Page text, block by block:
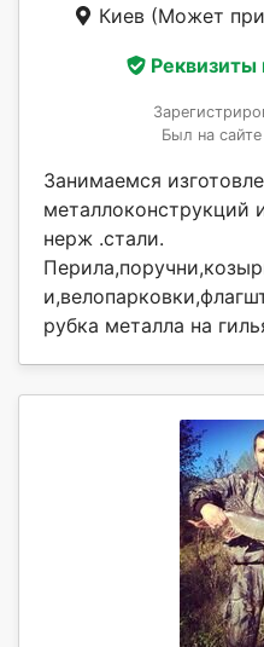
Киев (Может
Был на
Занимаемся
металлоконструкций
нерж .стали.
рубка металла на